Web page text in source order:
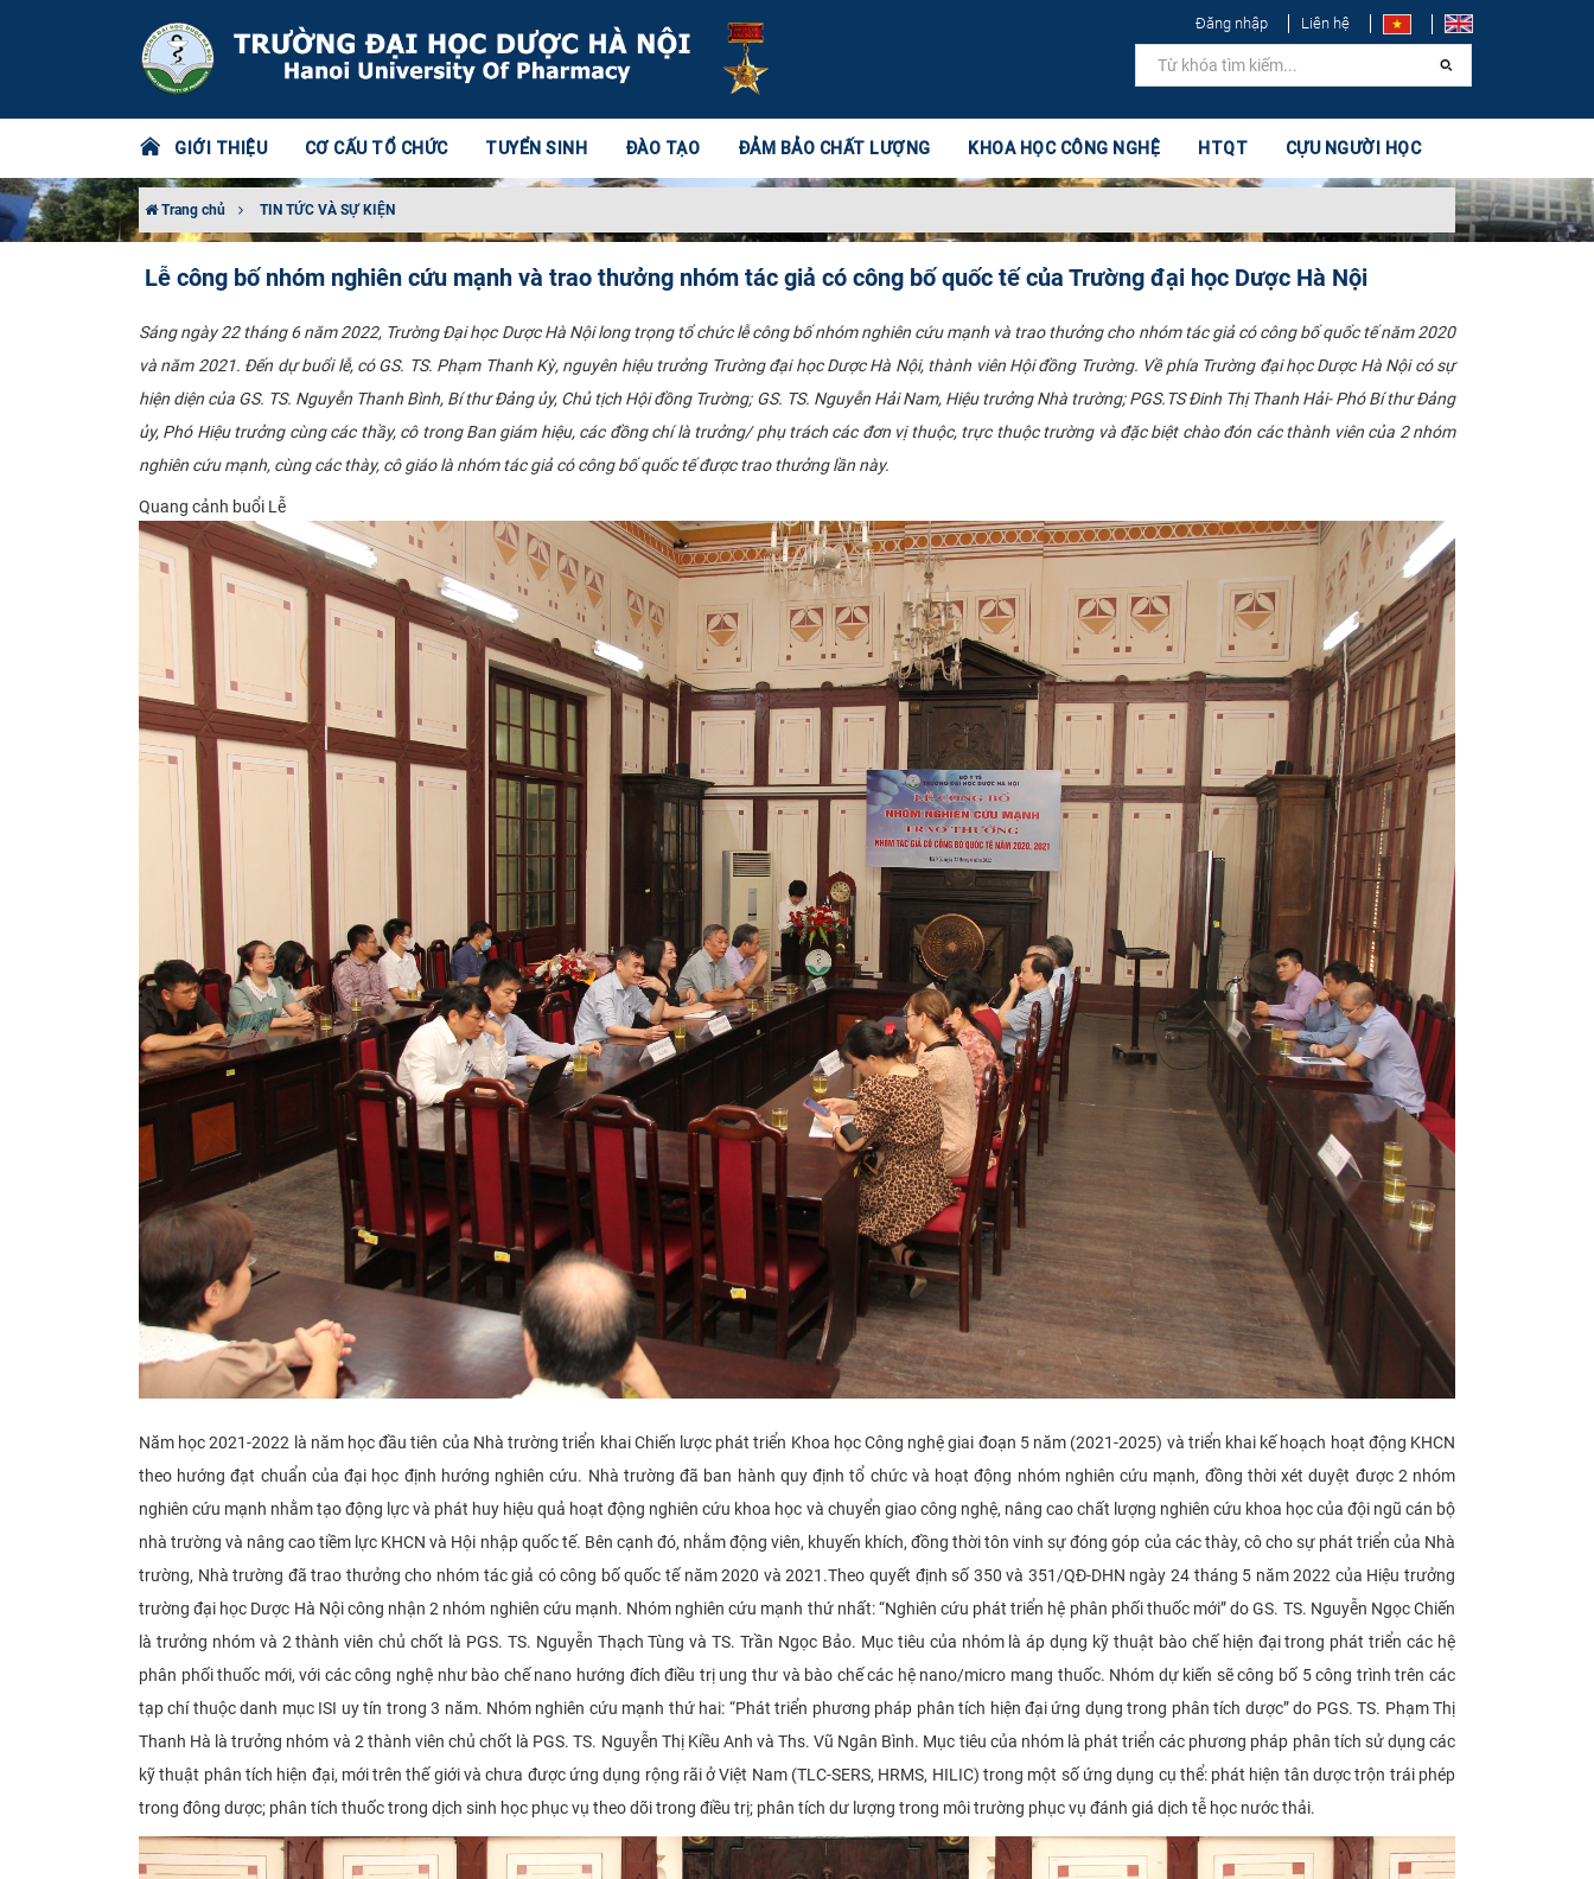
Đăng nhập Liên hệ
GIỚI THIỆU CƠ CẤU TỔ CHỨC TUYỂN SINH ĐÀO TẠO ĐẢM BẢO CHẤT LƯỢNG KHOA HỌC CÔNG NGHỆ HTQT CỰU NGƯỜI HỌC
Trang chủ TIN TỨC VÀ SỰ KIỆN
Lễ công bố nhóm nghiên cứu mạnh và trao thưởng nhóm tác giả có công bố quốc tế của Trường đại học Dược Hà Nội
Sáng ngày 22 tháng 6 năm 2022, Trường Đại học Dược Hà Nội long trọng tổ chức lễ công bố nhóm nghiên cứu mạnh và trao thưởng cho nhóm tác giả có công bố quốc tế năm 2020
và năm 2021. Đến dự buổi lễ, có GS. TS. Phạm Thanh Kỳ, nguyên hiệu trưởng Trường đại học Dược Hà Nội, thành viên Hội đồng Trường. Về phía Trường đại học Dược Hà Nội có sự
hiện diện của GS. TS. Nguyễn Thanh Bình, Bí thư Đảng ủy, Chủ tịch Hội đồng Trường; GS. TS. Nguyễn Hải Nam, Hiệu trưởng Nhà trường; PGS.TS Đinh Thị Thanh Hải- Phó Bí thư Đảng
ủy, Phó Hiệu trưởng cùng các thầy, cô trong Ban giám hiệu, các đồng chí là trưởng/ phụ trách các đơn vị thuộc, trực thuộc trường và đặc biệt chào đón các thành viên của 2 nhóm
nghiên cứu mạnh, cùng các thày, cô giáo là nhóm tác giả có công bố quốc tế được trao thưởng lần này. ​​
Quang cảnh buổi Lễ
Năm học 2021-2022 là năm học đầu tiên của Nhà trường triển khai Chiến lược phát triển Khoa học Công nghệ giai đoạn 5 năm (2021-2025) và triển khai kế hoạch hoạt động KHCN
theo hướng đạt chuẩn của đại học định hướng nghiên cứu. Nhà trường đã ban hành quy định tổ chức và hoạt động nhóm nghiên cứu mạnh, đồng thời xét duyệt được 2 nhóm
nghiên cứu mạnh nhằm tạo động lực và phát huy hiệu quả hoạt động nghiên cứu khoa học và chuyển giao công nghệ, nâng cao chất lượng nghiên cứu khoa học của đội ngũ cán bộ
nhà trường và nâng cao tiềm lực KHCN và Hội nhập quốc tế. Bên cạnh đó, nhằm động viên, khuyến khích, đồng thời tôn vinh sự đóng góp của các thày, cô cho sự phát triển của Nhà
trường, Nhà trường đã trao thưởng cho nhóm tác giả có công bố quốc tế năm 2020 và 2021.Theo quyết định số 350 và 351/QĐ-DHN ngày 24 tháng 5 năm 2022 của Hiệu trưởng
trường đại học Dược Hà Nội công nhận 2 nhóm nghiên cứu mạnh. Nhóm nghiên cứu mạnh thứ nhất: “Nghiên cứu phát triển hệ phân phối thuốc mới” do GS. TS. Nguyễn Ngọc Chiến
là trưởng nhóm và 2 thành viên chủ chốt là PGS. TS. Nguyễn Thạch Tùng và TS. Trần Ngọc Bảo. Mục tiêu của nhóm là áp dụng kỹ thuật bào chế hiện đại trong phát triển các hệ
phân phối thuốc mới, với các công nghệ như bào chế nano hướng đích điều trị ung thư và bào chế các hệ nano/micro mang thuốc. Nhóm dự kiến sẽ công bố 5 công trình trên các
tạp chí thuộc danh mục ISI uy tín trong 3 năm. Nhóm nghiên cứu mạnh thứ hai: “Phát triển phương pháp phân tích hiện đại ứng dụng trong phân tích dược” do PGS. TS. Phạm Thị
Thanh Hà là trưởng nhóm và 2 thành viên chủ chốt là PGS. TS. Nguyễn Thị Kiều Anh và Ths. Vũ Ngân Bình. Mục tiêu của nhóm là phát triển các phương pháp phân tích sử dụng các
kỹ thuật phân tích hiện đại, mới trên thế giới và chưa được ứng dụng rộng rãi ở Việt Nam (TLC-SERS, HRMS, HILIC) trong một số ứng dụng cụ thể: phát hiện tân dược trộn trái phép
trong đông dược; phân tích thuốc trong dịch sinh học phục vụ theo dõi trong điều trị; phân tích dư lượng trong môi trường phục vụ đánh giá dịch tễ học nước thải.